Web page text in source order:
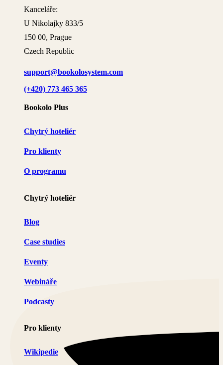
Kanceláře:
U Nikolajky 833/5
150 00, Prague
Czech Republic
support@bookolosystem.com
(+420) 773 465 365
Bookolo Plus
Chytrý hoteliér
Pro klienty
O programu
Chytrý hoteliér
Blog
Case studies
Eventy
Webináře
Podcasty
Pro klienty
Wikipedie